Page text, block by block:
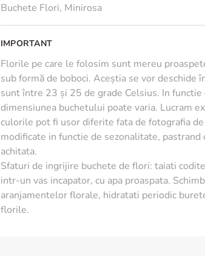
aproximativ 2 cm.
- Cand pui florile in vaza, nu lasa apa pe
Dimensiune: 40 cm (inaltime) - 30 cm
Buchete Flori, Minirosa
IMPORTANT
Florile pe care le folosim sunt mereu
sub formă de boboci. Aceștia se vor deschide
sunt între 23 și 25 de grade Celsius. In
dimensiunea buchetului poate varia. Lucram
culorile pot fi usor diferite fata de fotografia
modificate in functie de sezonalitate,
achitata.
Sfaturi de ingrijire buchete de flori: taiati
intr-un vas incapator, cu apa proaspata.
aranjamentelor florale, hidratati periodic
florile.